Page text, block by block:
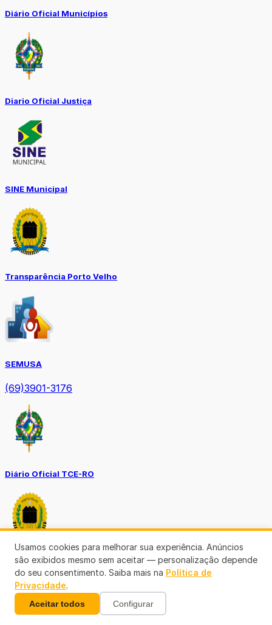
Diário Oficial Municípios
Diario Oficial Justiça
SINE Municipal
Transparência Porto Velho
SEMUSA
(69)3901-3176
Diário Oficial TCE-RO
Diário Prefeitura de Porto Velho
Usamos cookies para melhorar sua experiência. Anúncios
são exibidos mesmo sem aceitar — personalização depende
do seu consentimento. Saiba mais na Política de
Privacidade.
Aceitar todos Configurar